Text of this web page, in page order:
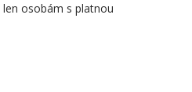
osobám s platnou